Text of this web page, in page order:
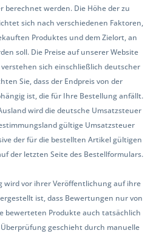
berechnet werden. Die Höhe der zu
sich nach verschiedenen Faktoren,
Produktes und dem Zielort, an
soll. Die Preise auf unserer Website
sich einschließlich deutscher
Sie, dass der Endpreis von der
ist, die für Ihre Bestellung anfällt.
wird die deutsche Umsatzsteuer
gültige Umsatzsteuer
der für die bestellten Artikel gültigen
der letzten Seite des Bestellformulars.
wird vor ihrer Veröffentlichung auf ihre
ist, dass Bewertungen nur von
bewerteten Produkte auch tatsächlich
geschieht durch manuelle